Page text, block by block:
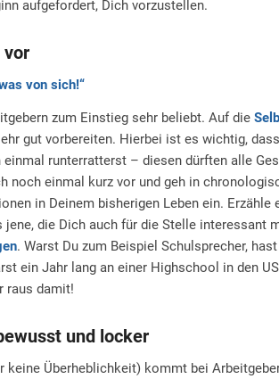
aufgefordert, Dich vorzustellen.
vor
von sich!“
zum Einstieg sehr beliebt. Auf die
gut vorbereiten. Hierbei ist es wichtig,
einmal runterratterst – diesen dürften alle
noch einmal kurz vor und geh in
in Deinem bisherigen Leben ein. Erzähle
die Dich auch für die Stelle interessant
. Warst Du zum Beispiel Schulsprecher,
ein Jahr lang an einer Highschool in den
raus damit!
und locker
keine Überheblichkeit) kommt bei